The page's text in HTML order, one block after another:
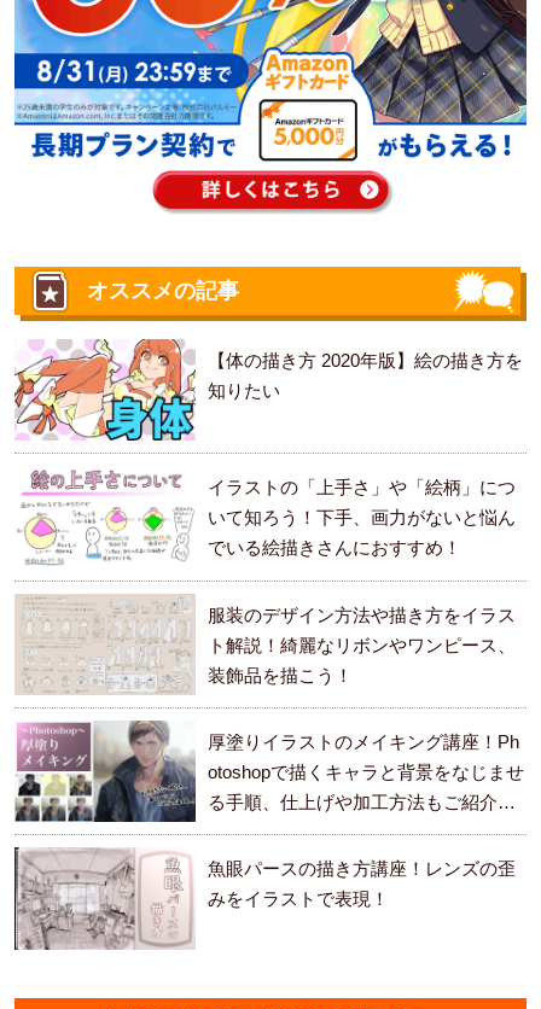
オススメの記事
【体の描き方 2020年版】絵の描き方を
知りたい
イラストの「上手さ」や「絵柄」につ
いて知ろう！下手、画力がないと悩ん
でいる絵描きさんにおすすめ！
服装のデザイン方法や描き方をイラス
ト解説！綺麗なリボンやワンピース、
装飾品を描こう！
厚塗りイラストのメイキング講座！Ph
otoshopで描くキャラと背景をなじませ
る手順、仕上げや加工方法もご紹介し
ます。
魚眼パースの描き方講座！レンズの歪
みをイラストで表現！